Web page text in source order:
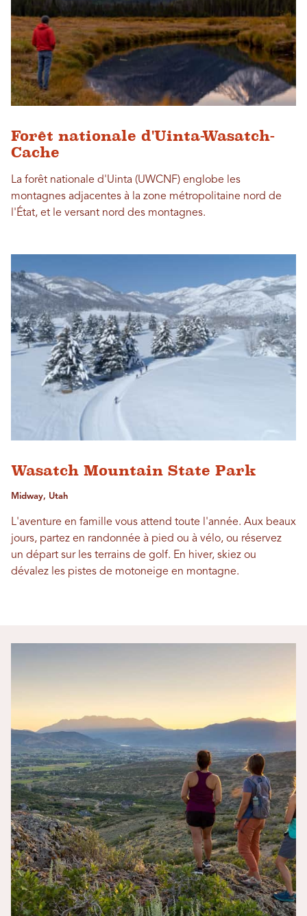
Forêt nationale d'Uinta-Wasatch-
Cache
La forêt nationale d'Uinta (UWCNF) englobe les
montagnes adjacentes à la zone métropolitaine nord de
l'État, et le versant nord des montagnes.
Wasatch Mountain State Park
Midway, Utah
L'aventure en famille vous attend toute l'année. Aux beaux
jours, partez en randonnée à pied ou à vélo, ou réservez
un départ sur les terrains de golf. En hiver, skiez ou
dévalez les pistes de motoneige en montagne.